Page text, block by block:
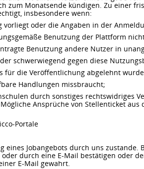
zum Monatsende kündigen. Zu einer
insbesondere wenn:
vorliegt oder die Angaben in der
Benutzung der Plattform
Benutzung andere Nutzer in
schwerwiegend gegen diese
für die Veröffentlichung abgelehnt
Handlungen missbraucht;
durch sonstiges rechtswidriges
Ansprüche von Stellenticket
Portale
Jobangebots durch uns zustande.
durch eine E-Mail bestätigen oder
E-Mail gewahrt.